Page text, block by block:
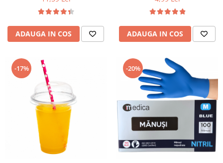
ADAUGA IN COS ADAUGA IN COS
-17% -20%